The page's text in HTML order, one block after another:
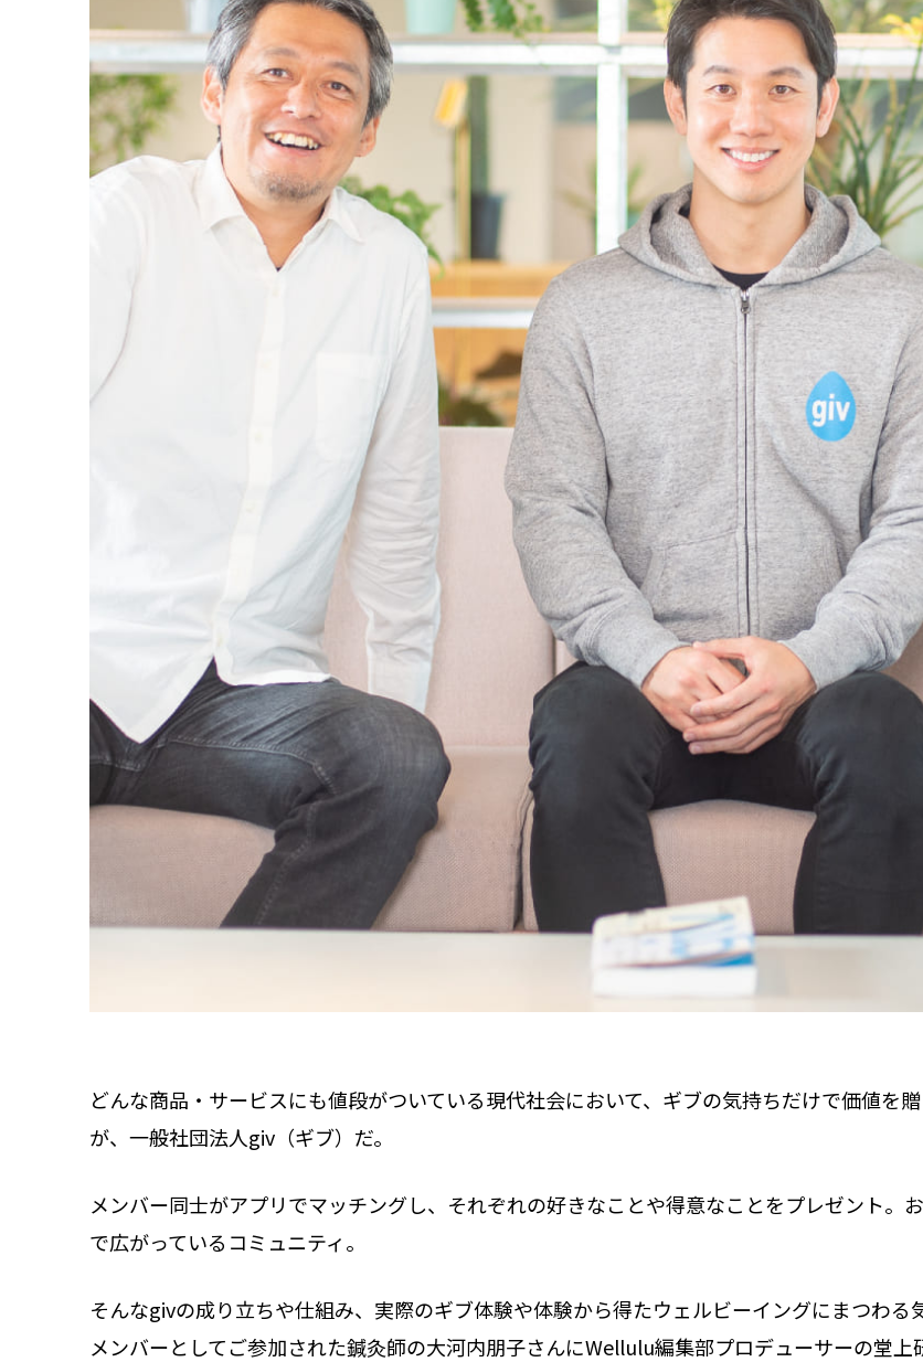
どんな商品・サービスにも値段がついている現代社会において、ギブの気持ちだけで価値を
が、一般社団法人giv（ギブ）だ。
メンバー同士がアプリでマッチングし、それぞれの好きなことや得意なことをプレゼント。
で広がっているコミュニティ。
そんなgivの成り立ちや仕組み、実際のギブ体験や体験から得たウェルビーイングにまつわる
メンバーとしてご参加された鍼灸師の大河内朋子さんにWellulu編集部プロデューサーの堂上